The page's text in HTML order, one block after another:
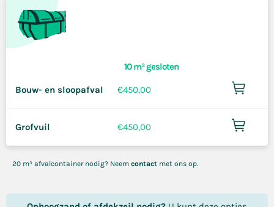
10 m³ gesloten
Bouw- en sloopafval €450,00
Grofvuil €450,00
20 m³ afvalcontainer nodig? Neem contact met ons op.